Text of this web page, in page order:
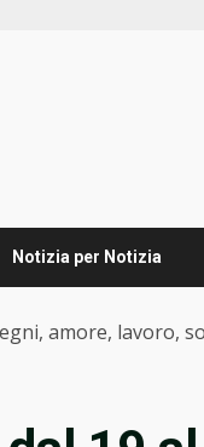
Notizia per Notizia
amore, lavoro,